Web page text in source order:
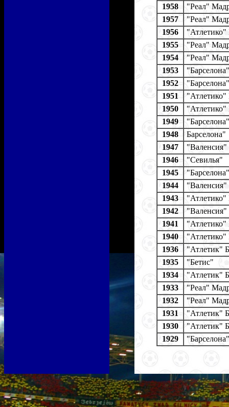
1958
"Реал"
1957
"Реал"
1956
"Атлетико"
1955
"Реал"
1954
"Реал"
1953
"Барселона"
1952
"Барселона"
1951
1950
1949
"Барселона"
1948
Барселона"
1947
"Валенсия"
1946
"Севилья"
1945
"Барселона"
1944
"Валенсия"
1943
"Атлетико"
1942
"Валенсия"
1941
1940
1936
"Атлетик"
1935
"Бетис"
1934
"Атлетик"
1933
"Реал"
1932
"Реал"
1931
"Атлетик"
1930
"Атлетик"
1929
"Барселона"